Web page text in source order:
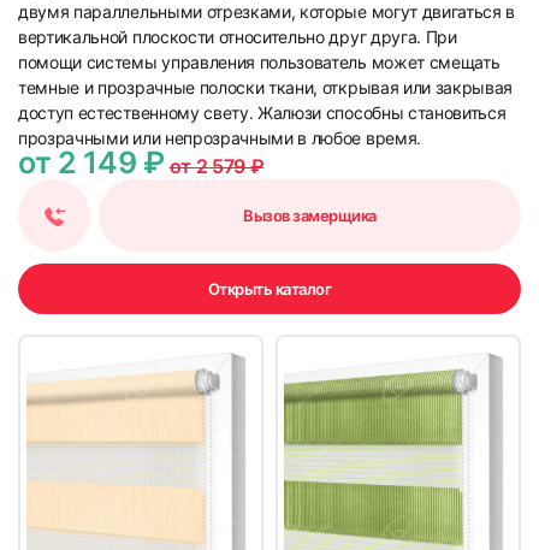
двумя параллельными отрезками, которые могут двигаться в
вертикальной плоскости относительно друг друга. При
помощи системы управления пользователь может смещать
темные и прозрачные полоски ткани, открывая или закрывая
доступ естественному свету. Жалюзи способны становиться
прозрачными или непрозрачными в любое время.
от 2 149 ₽от 2 579 ₽
Вызов замерщика
Открыть каталог